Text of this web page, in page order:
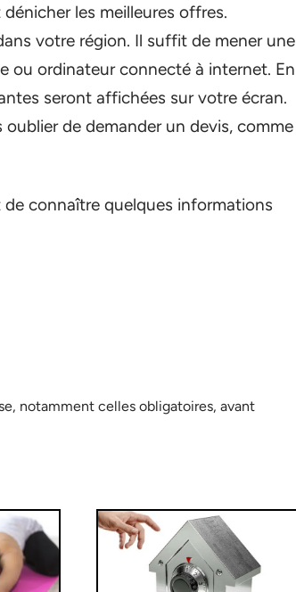
les meilleures offres.
votre région. Il suffit de mener une
ou ordinateur connecté à internet. En
seront affichées sur votre écran.
de demander un devis, comme
connaître quelques informations
notamment celles obligatoires, avant